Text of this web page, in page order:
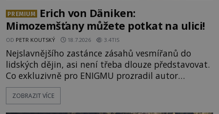
PREMIUM
Erich von Däniken:
Mimozemšťany můžete potkat na ulici!
OD PETR KOUTSKÝ 18.7.2026 3.4TIS
Nejslavnějšího zastánce zásahů vesmířanů do
lidských dějin, asi není třeba dlouze představovat.
Co exkluzivně pro ENIGMU prozradil autor
Vzpomínek na budoucnost, švýcarský badatel
Erich von Däniken? Orbitální stanice Viking 1
ZOBRAZIT VÍCE